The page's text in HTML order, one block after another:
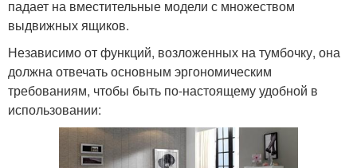
падает на вместительные модели с множеством
выдвижных ящиков.
Независимо от функций, возложенных на тумбочку, она
должна отвечать основным эргономическим
требованиям, чтобы быть по-настоящему удобной в
использовании: